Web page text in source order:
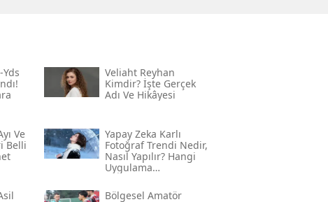
Yds
Veliaht Reyhan
Kimdir? İşte Gerçek
Adı Ve Hikâyesi
Ve
Belli
Yapay Zeka Karlı
Fotoğraf Trendi Nedir,
Nasıl Yapılır? Hangi
Uygulama
Adım Adım Rehber
Bölgesel Amatör